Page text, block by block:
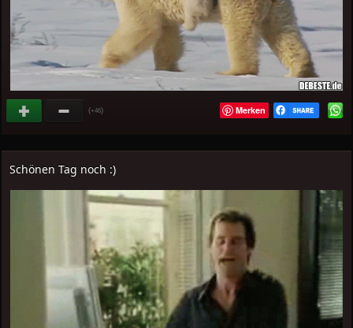
(+46) Merken
Schönen Tag noch :)